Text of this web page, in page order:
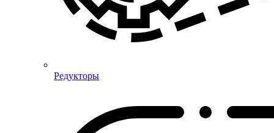
Редукторы